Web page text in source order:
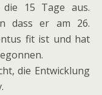
15 Tage aus.
dass er am 26.
fit ist und hat
die Entwicklung